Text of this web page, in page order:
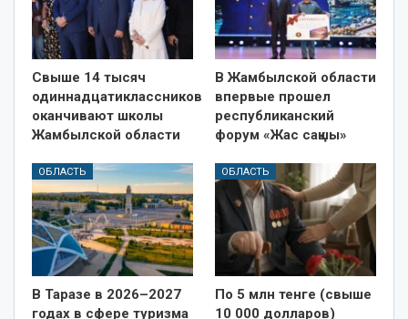
Свыше 14 тысяч
одиннадцатиклассников
оканчивают школы
Жамбылской области
В Жамбылской области
впервые прошел
республиканский
форум «Жас сақшы»
ОБЛАСТЬ
В Таразе в 2026–2027
годах в сфере туризма
ОБЛАСТЬ
По 5 млн тенге (свыше
10 000 долларов)